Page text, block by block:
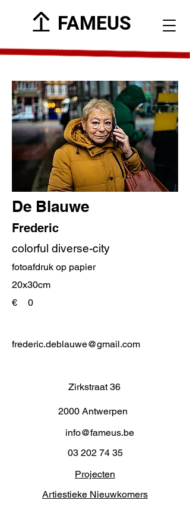
FAMEUS
De Blauwe
Frederic
colorful diverse-city
fotoafdruk op papier
20x30cm
€
0
frederic.deblauwe@gmail.com
Zirkstraat 36
2000 Antwerpen
info@fameus.be
03 202 74 35
Projecten
Artiestieke Nieuwkomers